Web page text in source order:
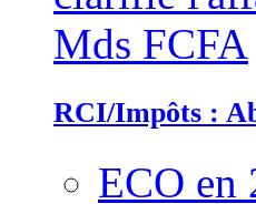
RCI/Impôts :
ECO en